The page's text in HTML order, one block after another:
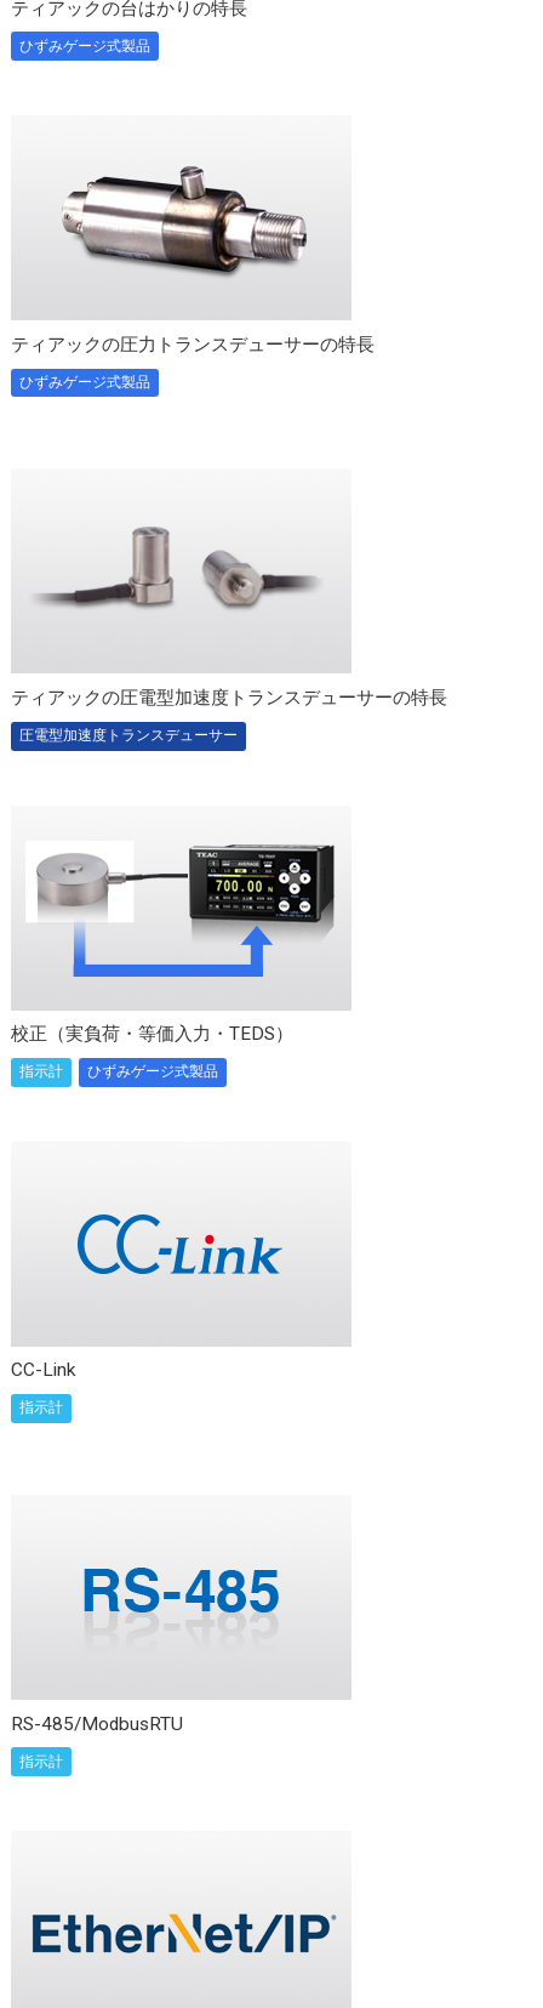
ティアックの台はかりの特長
ひずみゲージ式製品
ティアックの圧力トランスデューサーの特長
ひずみゲージ式製品
ティアックの圧電型加速度トランスデューサーの特長
圧電型加速度トランスデューサー
校正（実負荷・等価入力・TEDS）
指示計 ひずみゲージ式製品
CC-Link
指示計
RS-485/ModbusRTU
指示計